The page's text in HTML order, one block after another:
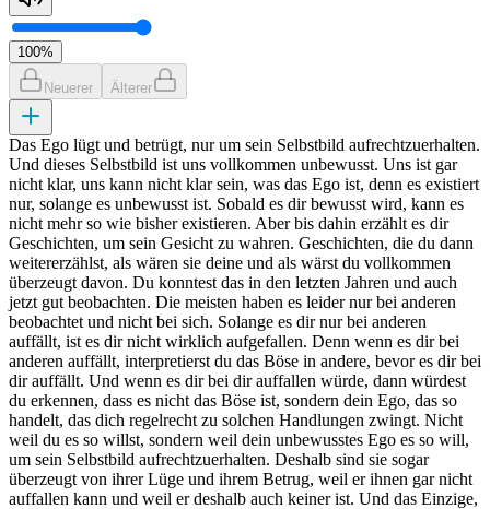
100%
Neuerer Älterer
Das Ego lügt und betrügt, nur um sein Selbstbild aufrechtzuerhalten.
Und dieses Selbstbild ist uns vollkommen unbewusst. Uns ist gar
nicht klar, uns kann nicht klar sein, was das Ego ist, denn es existiert
nur, solange es unbewusst ist. Sobald es dir bewusst wird, kann es
nicht mehr so wie bisher existieren. Aber bis dahin erzählt es dir
Geschichten, um sein Gesicht zu wahren. Geschichten, die du dann
weitererzählst, als wären sie deine und als wärst du vollkommen
überzeugt davon. Du konntest das in den letzten Jahren und auch
jetzt gut beobachten. Die meisten haben es leider nur bei anderen
beobachtet und nicht bei sich. Solange es dir nur bei anderen
auffällt, ist es dir nicht wirklich aufgefallen. Denn wenn es dir bei
anderen auffällt, interpretierst du das Böse in andere, bevor es dir bei
dir auffällt. Und wenn es dir bei dir auffallen würde, dann würdest
du erkennen, dass es nicht das Böse ist, sondern dein Ego, das so
handelt, das dich regelrecht zu solchen Handlungen zwingt. Nicht
weil du es so willst, sondern weil dein unbewusstes Ego es so will,
um sein Selbstbild aufrechtzuerhalten. Deshalb sind sie sogar
überzeugt von ihrer Lüge und ihrem Betrug, weil er ihnen gar nicht
auffallen kann und weil er deshalb auch keiner ist. Und das Einzige,